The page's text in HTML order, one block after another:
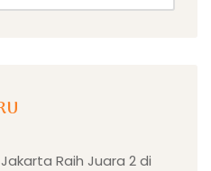
Raih Juara 2 di